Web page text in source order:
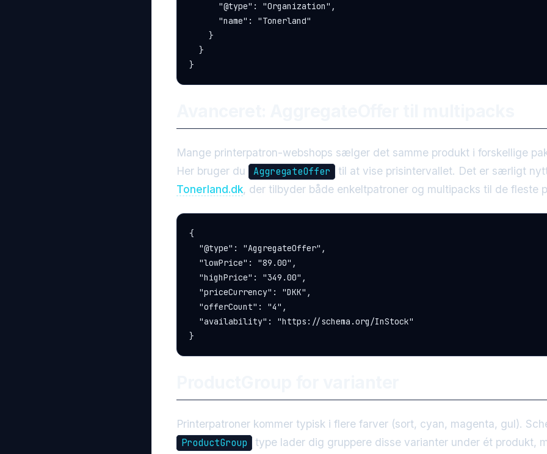
      "@type": "Organization",
      "name": "Tonerland"
    }
  }
}
Mange printerpatron-webshops sælger det samme produkt i forskellige
Her bruger du
AggregateOffer
til at vise prisintervallet. Det er særligt
Tonerland.dk, der tilbyder både enkeltpatroner og multipacks til de fleste
{
  "@type": "AggregateOffer",
  "lowPrice": "89.00",
  "highPrice": "349.00",
  "priceCurrency": "DKK",
  "offerCount": "4",
  "availability": "https://schema.org/InStock"
}
Printerpatroner kommer typisk i flere farver (sort, cyan, magenta, gul).
ProductGroup
type lader dig gruppere disse varianter under ét produkt,